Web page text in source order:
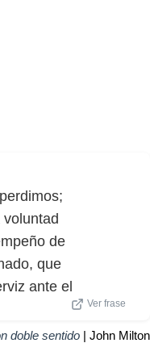
de
que
ante el
Ver frase
doble sentido | John Milton